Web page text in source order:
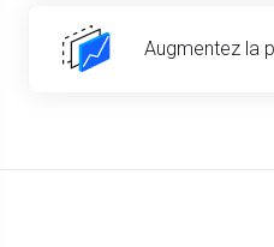
Augmentez la